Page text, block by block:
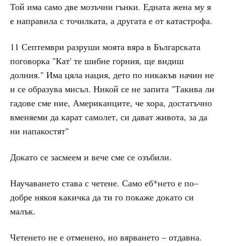
Той има само две мозъчни гънки. Едната жена му я
е направила с точилката, а другата е от катастрофа.
11 Септември разруши моята вяра в Българската
поговорка "Кат' те шибне горния, ще видиш
долния." Има цяла нация, дето по никакъв начин не
и се образува мисъл. Никой се не запита "Такива ли
гадове сме ние, Американците, че хора, достатъчно
вменяеми да карат самолет, си дават живота, за да
ни напакостят"
Докато се засмеем и вече сме се озъбили.
Научаването става с четене. Само еб*нето е по–
добре някоя какичка да ти го покаже докато си
малък.
Четенето не е отменено, но вярването – отдавна.